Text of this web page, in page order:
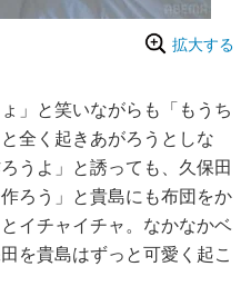
拡大する
」と笑いながらも「もうち
全く起きあがろうとしな
うよ」と誘っても、久保田
ろう」と貴島にも布団をか
イチャイチャ。なかなかベ
を貴島はずっと可愛く起こ